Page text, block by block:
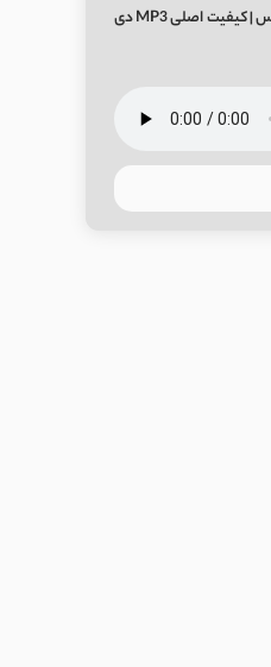
دانلود ریمیکس سادین خیابون دانلود آهنگ سادین خیابون ریمیکس | کیفیت اصلی MP3 دی